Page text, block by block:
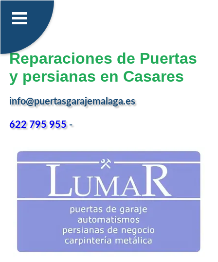
Reparaciones de Puertas
y persianas en Casares
info@puertasgarajemalaga.es
622 795 955-